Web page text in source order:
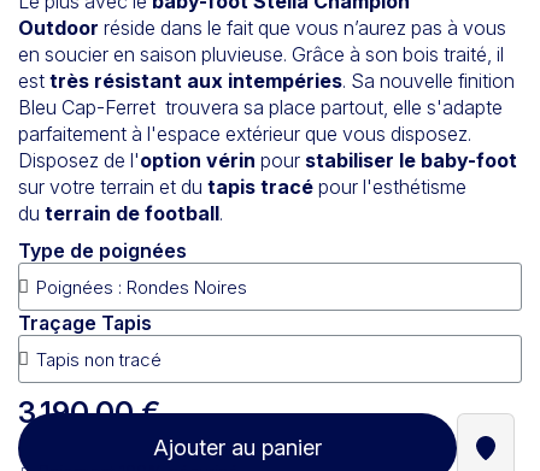
Outdoor réside dans le fait que vous n’aurez pas à vous
en soucier en saison pluvieuse. Grâce à son bois traité, il
est très résistant aux intempéries. Sa nouvelle finition
Bleu Cap-Ferret trouvera sa place partout, elle s'adapte
parfaitement à l'espace extérieur que vous disposez.
Disposez de l'option vérin pour stabiliser le baby-foot
sur votre terrain et du tapis tracé pour l'esthétisme
du terrain de football.
Type de poignées
Traçage Tapis
3 190,00 €
Ajouter au panier